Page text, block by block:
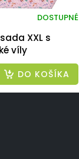
XXL s
víly
DOSTUPNÉ
DO KOŠÍKA